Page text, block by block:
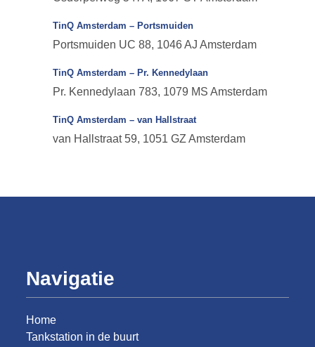
TinQ Amsterdam – Portsmuiden
Portsmuiden UC 88, 1046 AJ Amsterdam
TinQ Amsterdam – Pr. Kennedylaan
Pr. Kennedylaan 783, 1079 MS Amsterdam
TinQ Amsterdam – van Hallstraat
van Hallstraat 59, 1051 GZ Amsterdam
Navigatie
Home
Tankstation in de buurt